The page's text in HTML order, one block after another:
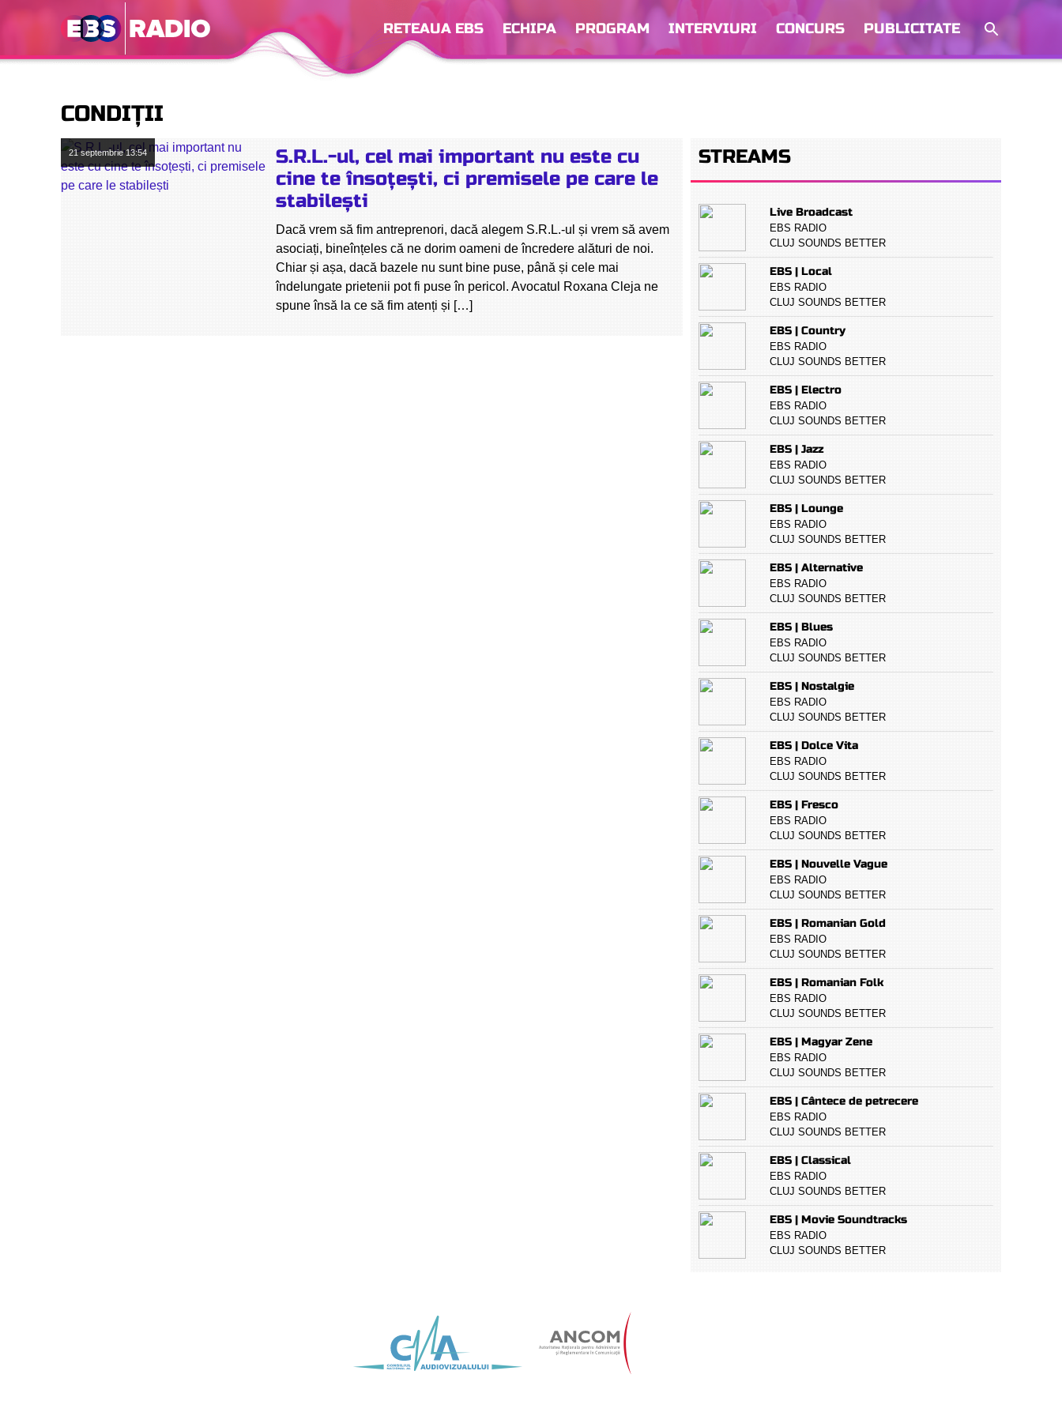
RETEAUA EBS ECHIPA PROGRAM INTERVIURI CONCURS PUBLICITATE
CONDIȚII
21 septembrie13:54
S.R.L.-ul, cel mai important nu este cu
cine te însoțești, ci premisele pe care le
stabilești
Dacă vrem să fim antreprenori, dacă alegem S.R.L.-ul și vrem să avem
asociați, bineînțeles că ne dorim oameni de încredere alături de noi.
Chiar și așa, dacă bazele nu sunt bine puse, până și cele mai
îndelungate prietenii pot fi puse în pericol. Avocatul Roxana Cleja ne
spune însă la ce să fim atenți și […]
STREAMS
Live Broadcast
EBS RADIO
CLUJ SOUNDS BETTER
EBS | Local
EBS RADIO
CLUJ SOUNDS BETTER
EBS | Country
EBS RADIO
CLUJ SOUNDS BETTER
EBS | Electro
EBS RADIO
CLUJ SOUNDS BETTER
EBS | Jazz
EBS RADIO
CLUJ SOUNDS BETTER
EBS | Lounge
EBS RADIO
CLUJ SOUNDS BETTER
EBS | Alternative
EBS RADIO
CLUJ SOUNDS BETTER
EBS | Blues
EBS RADIO
CLUJ SOUNDS BETTER
EBS | Nostalgie
EBS RADIO
CLUJ SOUNDS BETTER
EBS | Dolce Vita
EBS RADIO
CLUJ SOUNDS BETTER
EBS | Fresco
EBS RADIO
CLUJ SOUNDS BETTER
EBS | Nouvelle Vague
EBS RADIO
CLUJ SOUNDS BETTER
EBS | Romanian Gold
EBS RADIO
CLUJ SOUNDS BETTER
EBS | Romanian Folk
EBS RADIO
CLUJ SOUNDS BETTER
EBS | Magyar Zene
EBS RADIO
CLUJ SOUNDS BETTER
EBS | Cântece de petrecere
EBS RADIO
CLUJ SOUNDS BETTER
EBS | Classical
EBS RADIO
CLUJ SOUNDS BETTER
EBS | Movie Soundtracks
EBS RADIO
CLUJ SOUNDS BETTER